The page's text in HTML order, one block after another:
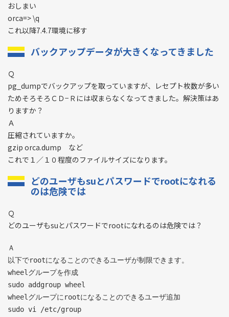
おしまい
orca=> \q
これ以降7.4.7環境に移す
バックアップデータが大きくなってきました
Ｑ
pg_dumpでバックアップを取っていますが、レセプト枚数が多い
ためそろそろＣＤ−Ｒには収まらなくなってきました。解決策はあ
りますか？
Ａ
圧縮されていますか。
gzip orca.dump など
これで１／１０程度のファイルサイズになります。
どのユーザもsuとパスワードでrootになれる
のは危険では
Ｑ
どのユーザもsuとパスワードでrootになれるのは危険では？
Ａ
以下でrootになることのできるユーザが制限できます。
wheelグループを作成
sudo addgroup wheel
wheelグループにrootになることのできるユーザ追加
sudo vi /etc/group